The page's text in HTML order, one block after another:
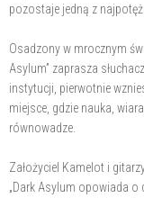
pozostaje jedną z
Osadzony w mrocznym
Asylum” zaprasza
instytucji, pierwotnie
miejsce, gdzie nauka,
równowadze.
Założyciel Kamelot i
„Dark Asylum opowiada o